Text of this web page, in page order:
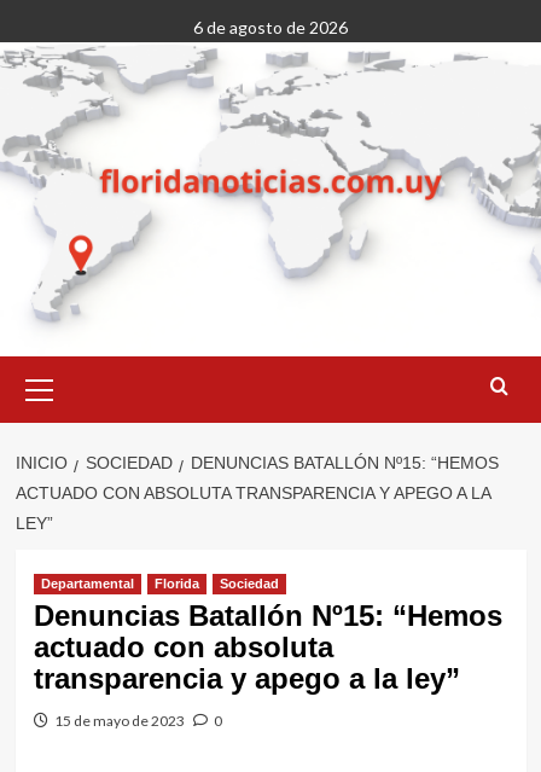
al
contenido
6 de agosto de 2026
primario
INICIO SOCIEDAD
DENUNCIAS BATALLÓN Nº15: “HEMOS
ACTUADO CON ABSOLUTA TRANSPARENCIA Y APEGO A LA
LEY”
Departamental Florida Sociedad
Denuncias Batallón Nº15: “Hemos
actuado con absoluta
transparencia y apego a la ley”
15 de mayo de 2023 0